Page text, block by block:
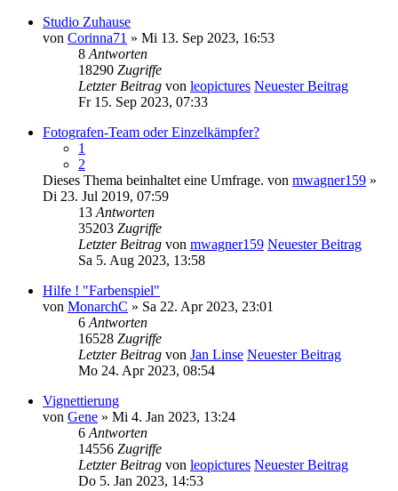
Studio Zuhause
von Corinna71 » Mi 13. Sep 2023, 16:53
8 Antworten
18290 Zugriffe
Letzter Beitrag von leopictures Neuester Beitrag
Fr 15. Sep 2023, 07:33
Fotografen-Team oder Einzelkämpfer?
1
2
Dieses Thema beinhaltet eine Umfrage. von mwagner159 »
Di 23. Jul 2019, 07:59
13 Antworten
35203 Zugriffe
Letzter Beitrag von mwagner159 Neuester Beitrag
Sa 5. Aug 2023, 13:58
Hilfe ! "Farbenspiel"
von MonarchC » Sa 22. Apr 2023, 23:01
6 Antworten
16528 Zugriffe
Letzter Beitrag von Jan Linse Neuester Beitrag
Mo 24. Apr 2023, 08:54
Vignettierung
von Gene » Mi 4. Jan 2023, 13:24
6 Antworten
14556 Zugriffe
Letzter Beitrag von leopictures Neuester Beitrag
Do 5. Jan 2023, 14:53